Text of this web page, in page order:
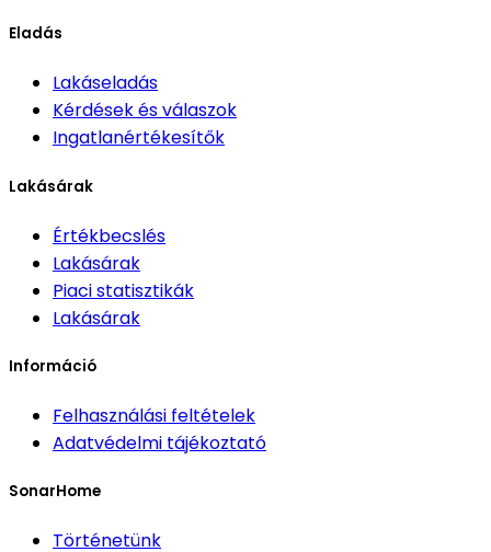
Eladás
Lakáseladás
Kérdések és válaszok
Ingatlanértékesítők
Lakásárak
Értékbecslés
Lakásárak
Piaci statisztikák
Lakásárak
Információ
Felhasználási feltételek
Adatvédelmi tájékoztató
SonarHome
Történetünk